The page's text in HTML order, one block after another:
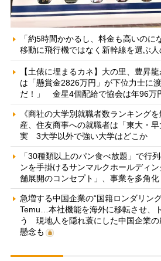
「約5時間かかるし、料金も高いの
移動に飛行機ではなく新幹線を選ぶ
【土俵に埋まるカネ】大の里、豊昇
は「懸賞金2826万円」が下位力士に
だ！」 金星4個配給で協会は年96万
《商社の大学別就職者数ランキング
産、住友商事への就職者は「東大・
実 3大学以外で強い大学はどこか
「30種類以上のパン食べ放題」で行
ンを手掛けるサンマルクホールディ
舗展開のコンセプト」、事業を多角
急増する中国企業の“国籍ロンダリン
Temu…本社機能を海外に移転させ、
う 現地人を隠れ蓑にした中国企業の
懸念も